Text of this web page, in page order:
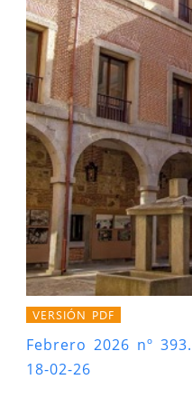
VERSIÓN PDF
Febrero 2026 nº 393.
18-02-26